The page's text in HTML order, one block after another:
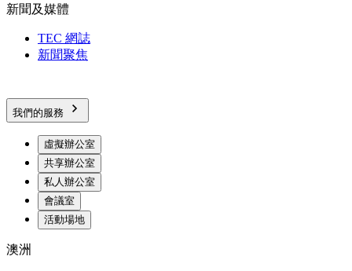
新聞及媒體
TEC 網誌
新聞聚焦
我們的服務
虛擬辦公室
共享辦公室
私人辦公室
會議室
活動場地
澳洲